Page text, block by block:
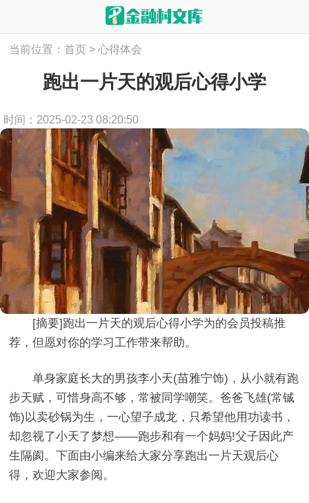
当前位置：首页 > 心得体会
跑出一片天的观后心得小学
时间：2025-02-23 08:20:50
[摘要]跑出一片天的观后心得小学为的会员投稿推
荐，但愿对你的学习工作带来帮助。
单身家庭长大的男孩李小天(苗雅宁饰)，从小就有跑
步天赋，可惜身高不够，常被同学嘲笑。爸爸飞雄(常铖
饰)以卖砂锅为生，一心望子成龙，只希望他用功读书，
却忽视了小天了梦想——跑步和有一个妈妈!父子因此产
生隔阂。下面由小编来给大家分享跑出一片天观后心
得，欢迎大家参阅。